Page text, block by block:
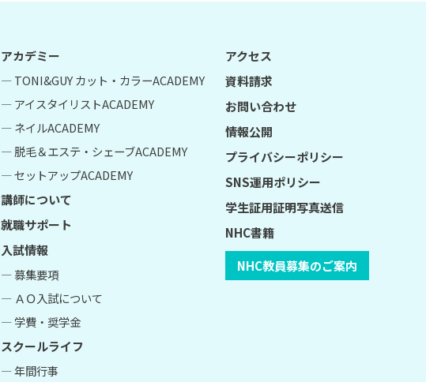
アカデミー
― TONI&GUY カット・カラーACADEMY
― アイスタイリストACADEMY
― ネイルACADEMY
― 脱毛＆エステ・シェーブACADEMY
― セットアップACADEMY
講師について
就職サポート
入試情報
― 募集要項
― ＡＯ入試について
― 学費・奨学金
スクールライフ
― 年間行事
アクセス
資料請求
お問い合わせ
情報公開
プライバシーポリシー
SNS運用ポリシー
学生証用証明写真送信
NHC書籍
NHC教員募集のご案内